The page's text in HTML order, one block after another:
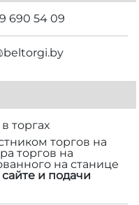
690 54 09
торгах
торгов на
торгов на
на станице
и подачи